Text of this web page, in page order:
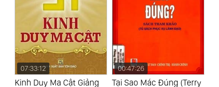
07:33:12
Kinh Duy Ma Cật Giảng
00:47:26
Tại Sao Mác Đúng (Terry